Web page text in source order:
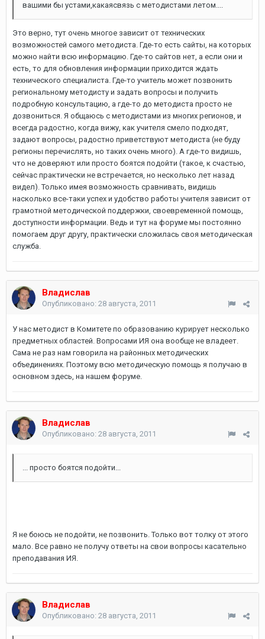
вашими бы устами,какаясвязь с методистами летом....
Это верно, тут очень многое зависит от технических
возможностей самого методиста. Где-то есть сайты, на которых
можно найти всю информацию. Где-то сайтов нет, а если они и
есть, то для обновления информации приходится ждать
технического специалиста. Где-то учитель может позвонить
региональному методисту и задать вопросы и получить
подробную консультацию, а где-то до методиста просто не
дозвониться. Я общаюсь с методистами из многих регионов, и
всегда радостно, когда вижу, как учителя смело подходят,
задают вопросы, радостно приветствуют методиста (не буду
регионы перечислять, но таких очень много). А где-то видишь,
что не доверяют или просто боятся подойти (такое, к счастью,
сейчас практически не встречается, но несколько лет назад
видел). Только имея возможность сравнивать, видишь
насколько все-таки успех и удобство работы учителя зависит от
грамотной методической поддержки, своевременной помощь,
доступности информации. Ведь и тут на форуме мы постоянно
помогаем друг другу, практически сложилась своя методическая
служба.
Владислав
Опубликовано: 28 августа, 2011
У нас методист в Комитете по образованию курирует несколько
предметных областей. Вопросами ИЯ она вообще не владеет.
Сама не раз нам говорила на районных методических
объединениях. Поэтому всю методическую помощь я получаю в
основном здесь, на нашем форуме.
Владислав
Опубликовано: 28 августа, 2011
... просто боятся подойти...
Я не боюсь не подойти, не позвонить. Только вот толку от этого
мало. Все равно не получу ответы на свои вопросы касательно
преподавания ИЯ.
Владислав
Опубликовано: 28 августа, 2011